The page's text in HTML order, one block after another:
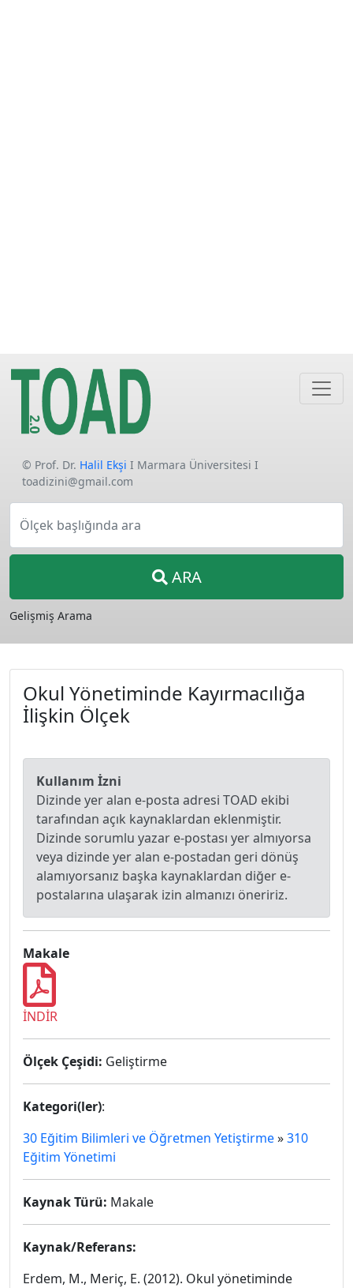
© Prof. Dr. Halil Ekşi I Marmara Üniversitesi I
toadizini@gmail.com
Ölçek başlığında ara
ARA
Gelişmiş Arama
Okul Yönetiminde Kayırmacılığa
İlişkin Ölçek
Kullanım İzni
Dizinde yer alan e-posta adresi TOAD ekibi
tarafından açık kaynaklardan eklenmiştir.
Dizinde sorumlu yazar e-postası yer almıyorsa
veya dizinde yer alan e-postadan geri dönüş
alamıyorsanız başka kaynaklardan diğer e-
postalarına ulaşarak izin almanızı öneririz.
Makale
İNDİR
Ölçek Çeşidi: Geliştirme
Kategori(ler):
30 Eğitim Bilimleri ve Öğretmen Yetiştirme»310
Eğitim Yönetimi
Kaynak Türü: Makale
Kaynak/Referans:
Erdem, M., Meriç, E. (2012). Okul yönetiminde